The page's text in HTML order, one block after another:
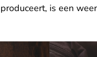
produceert, is een